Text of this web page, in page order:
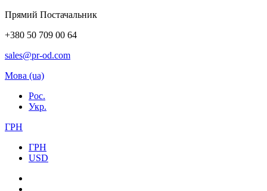
Прямий Постачальник
+380 50 709 00 64
sales@pr-od.com
Мова (ua)
Рос.
Укр.
ГРН
ГРН
USD